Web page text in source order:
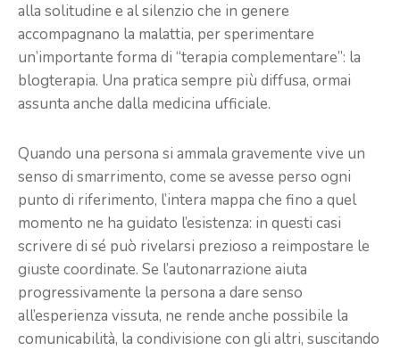
alla solitudine e al silenzio che in genere
accompagnano la malattia, per sperimentare
un’importante forma di “terapia complementare”: la
blogterapia. Una pratica sempre più diffusa, ormai
assunta anche dalla medicina ufficiale.
Quando una persona si ammala gravemente vive un
senso di smarrimento, come se avesse perso ogni
punto di riferimento, l’intera mappa che fino a quel
momento ne ha guidato l’esistenza: in questi casi
scrivere di sé può rivelarsi prezioso a reimpostare le
giuste coordinate. Se l’autonarrazione aiuta
progressivamente la persona a dare senso
all’esperienza vissuta, ne rende anche possibile la
comunicabilità, la condivisione con gli altri, suscitando